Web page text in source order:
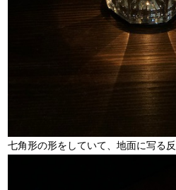
七角形の形をしていて、地面に写る反